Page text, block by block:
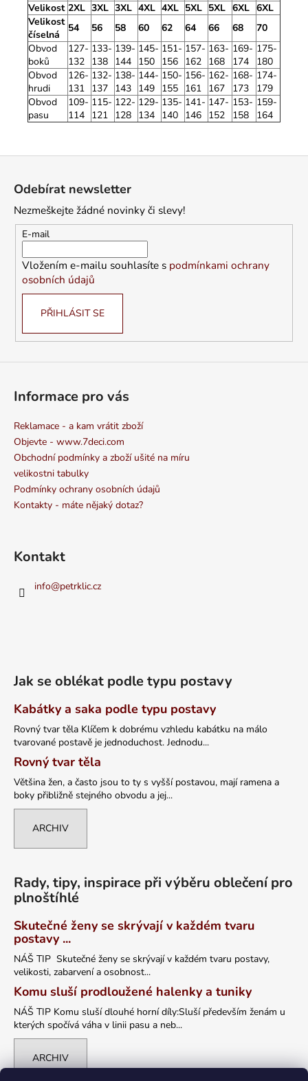
Velikost 2XL 3XL 3XL 4XL 4XL 5XL 5XL 6XL 6XL
Velikost
číselná
54 56 58 60 62 64 66 68
70
Obvod
boků
127-
132
133-
138
139-
144
145-
150
151-
156
157-
162
163-
168
169-
174
175-
180
Obvod
hrudi
126-
131
132-
137
138-
143
144-
149
150-
155
156-
161
162-
167
168-
173
174-
179
Obvod
pasu
109-
114
115-
121
122-
128
129-
134
135-
140
141-
146
147-
152
153-
158
159-
164
Odebírat newsletter
Nezmeškejte žádné novinky či slevy!
E-mail
Vložením e-mailu souhlasíte s podmínkami ochrany
osobních údajů
PŘIHLÁSIT SE
Informace pro vás
Reklamace - a kam vrátit zboží
Objevte - www.7deci.com
Obchodní podmínky a zboží ušité na míru
velikostni tabulky
Podmínky ochrany osobních údajů
Kontakty - máte nějaký dotaz?
Kontakt
info@petrklic.cz
Jak se oblékat podle typu postavy
Kabátky a saka podle typu postavy
Rovný tvar těla Klíčem k dobrému vzhledu kabátku na málo
tvarované postavě je jednoduchost. Jednodu...
Rovný tvar těla
Většina žen, a často jsou to ty s vyšší postavou, mají ramena a
boky přibližně stejného obvodu a jej...
ARCHIV
Rady, tipy, inspirace při výběru oblečení pro
plnoštíhlé
Skutečné ženy se skrývají v každém tvaru
postavy ...
NÁŠ TIP Skutečné ženy se skrývají v každém tvaru postavy,
velikosti, zabarvení a osobnost...
Komu sluší prodloužené halenky a tuniky
NÁŠ TIP Komu sluší dlouhé horní díly:Sluší především ženám u
kterých spočívá váha v linii pasu a neb...
ARCHIV